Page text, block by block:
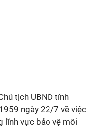
tịch UBND tỉnh
ngày 22/7 về việc
lĩnh vực bảo vệ môi